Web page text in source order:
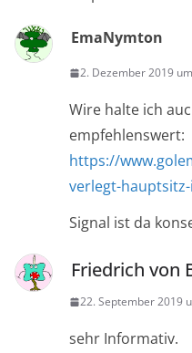
EmaNymton
2. Dezember 2019
Wire halte ich
empfehlenswert:
https://
verlegt-
Signal ist da
Friedrich von
22. September 2019
sehr Informativ.